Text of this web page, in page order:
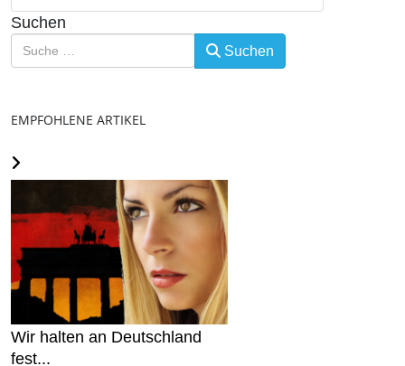
Suchen
Suchen
EMPFOHLENE ARTIKEL
Wir halten an Deutschland
fest...